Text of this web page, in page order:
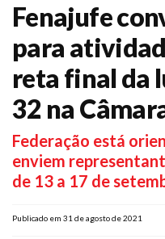
Fenajufe
para
reta final da
32 na
Federação está
enviem
de 13 a 17 de
Publicado em 31 de agosto de 2021
O Sindicato
Agenda
Casa do Alto
Sede Campestre
Nossos Convênios
Gympass Wellhub
Seguro Auto
Plano de Saúde
Assistência Funeral